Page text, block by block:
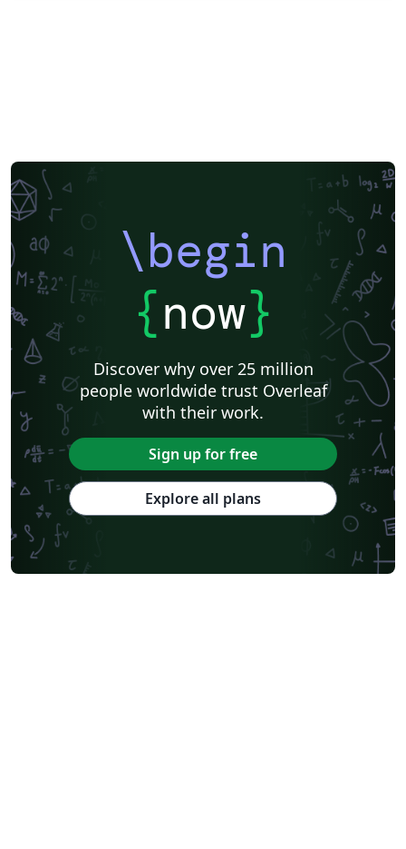
\begin
{now}
Discover why over 25 million
people worldwide trust Overleaf
with their work.
Sign up for free
Explore all plans